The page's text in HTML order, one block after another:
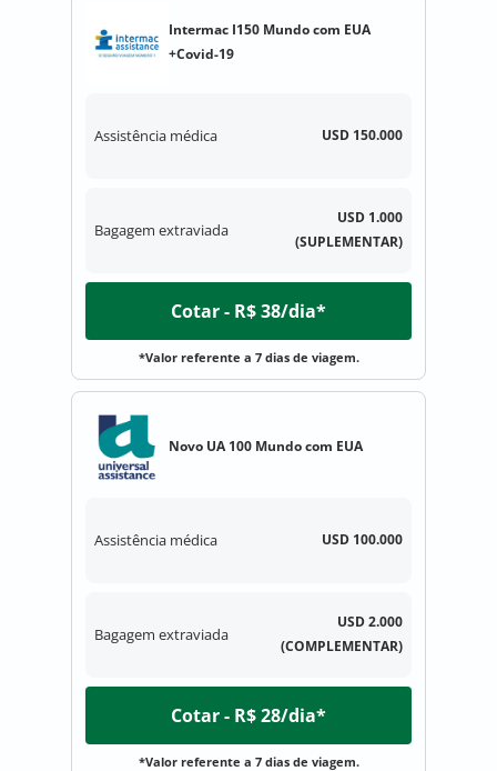
Intermac I150 Mundo com EUA
+Covid-19
Assistência médica USD 150.000
Bagagem extraviada
USD 1.000
(SUPLEMENTAR)
Cotar - R$ 38/dia*
*Valor referente a 7 dias de viagem.
Novo UA 100 Mundo com EUA
Assistência médica USD 100.000
Bagagem extraviada
USD 2.000
(COMPLEMENTAR)
Cotar - R$ 28/dia*
*Valor referente a 7 dias de viagem.